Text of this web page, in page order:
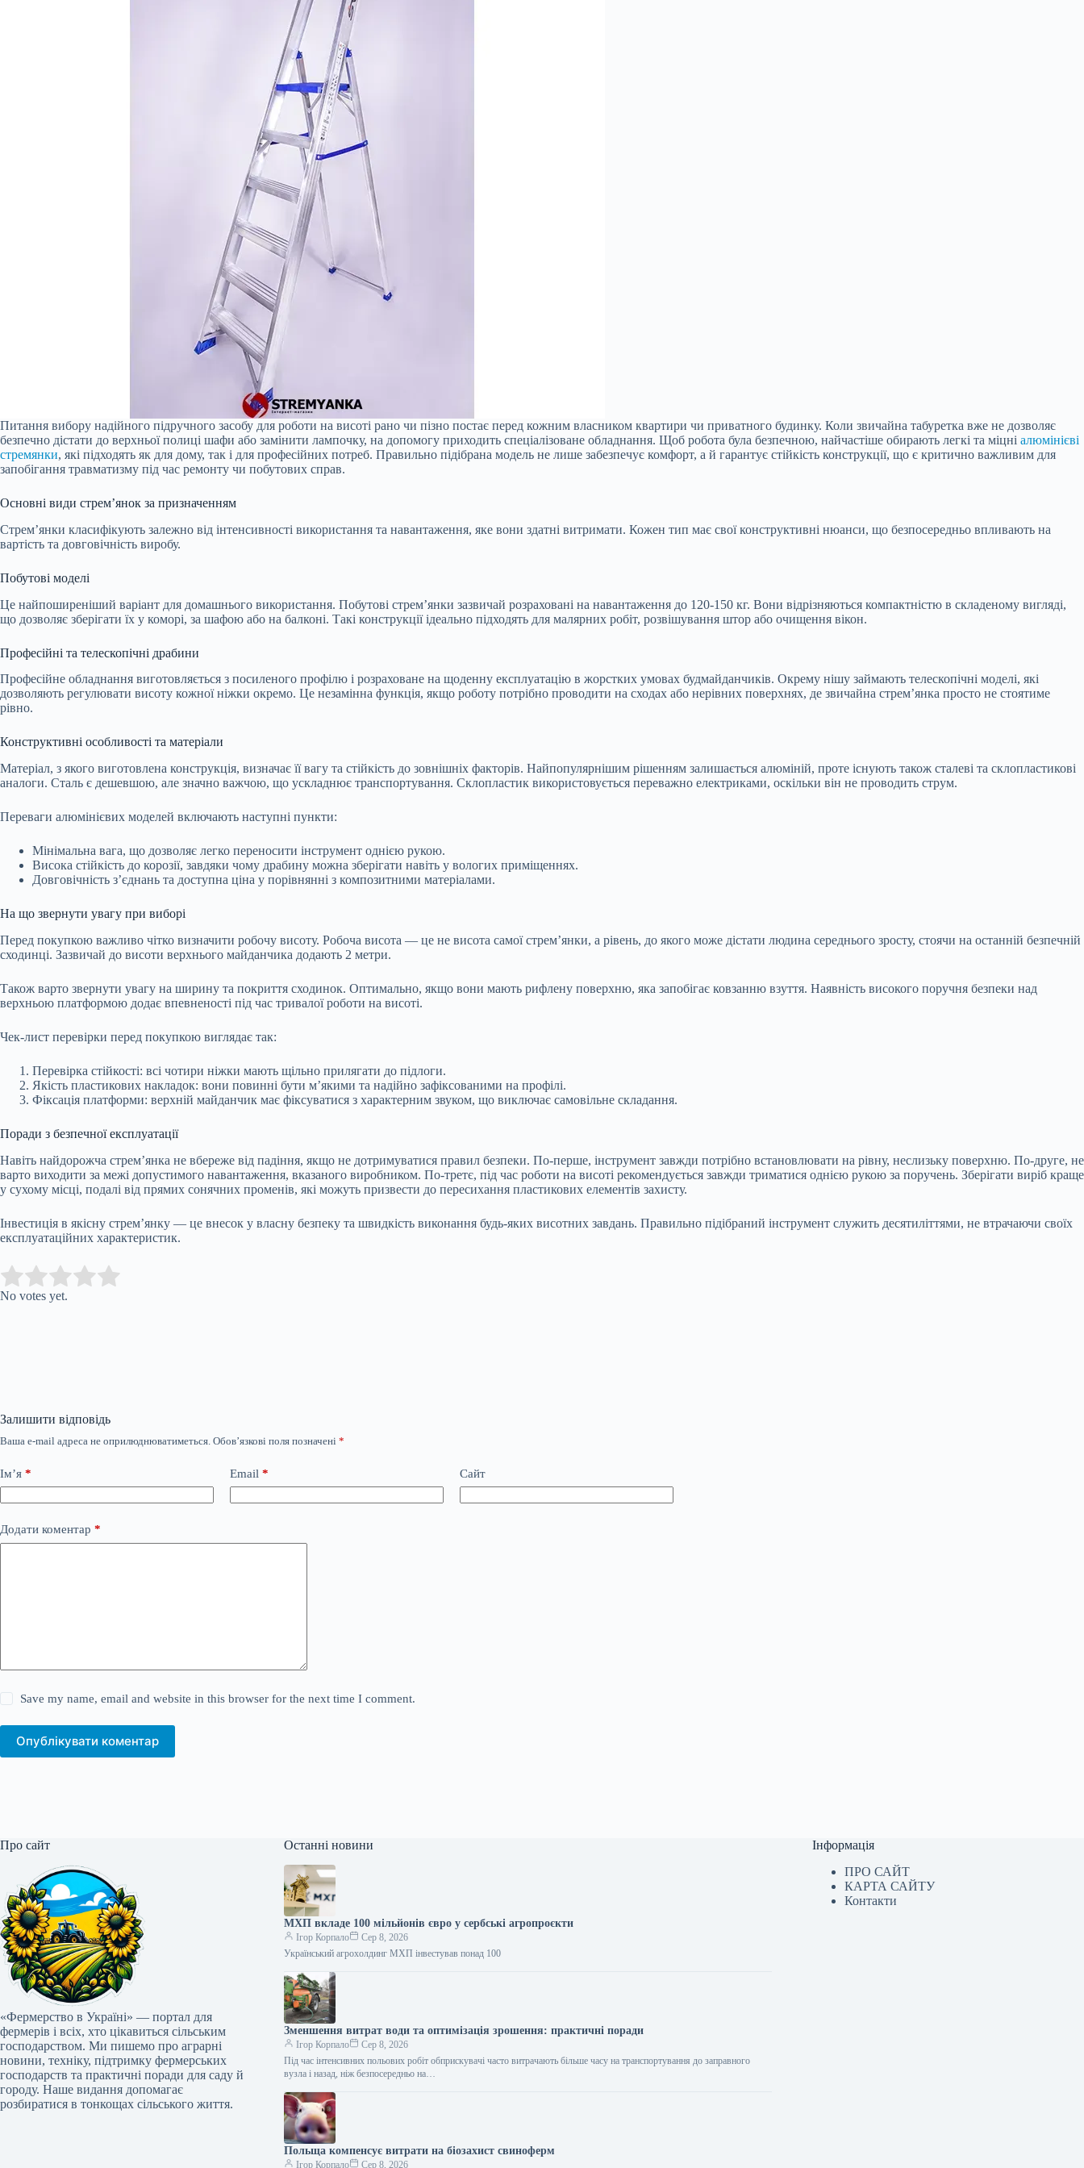
Питання вибору надійного підручного засобу для роботи на висоті рано чи пізно постає перед кожним власником квартири чи приватного будинку. Коли звичайна табуретка вже не дозволяє
безпечно дістати до верхньої полиці шафи або замінити лампочку, на допомогу приходить спеціалізоване обладнання. Щоб робота була безпечною, найчастіше обирають легкі та міцні алюмінієві
стремянки, які підходять як для дому, так і для професійних потреб. Правильно підібрана модель не лише забезпечує комфорт, а й гарантує стійкість конструкції, що є критично важливим для
запобігання травматизму під час ремонту чи побутових справ.
Основні види стрем’янок за призначенням
Стрем’янки класифікують залежно від інтенсивності використання та навантаження, яке вони здатні витримати. Кожен тип має свої конструктивні нюанси, що безпосередньо впливають на
вартість та довговічність виробу.
Побутові моделі
Це найпоширеніший варіант для домашнього використання. Побутові стрем’янки зазвичай розраховані на навантаження до 120-150 кг. Вони відрізняються компактністю в складеному вигляді,
що дозволяє зберігати їх у коморі, за шафою або на балконі. Такі конструкції ідеально підходять для малярних робіт, розвішування штор або очищення вікон.
Професійні та телескопічні драбини
Професійне обладнання виготовляється з посиленого профілю і розраховане на щоденну експлуатацію в жорстких умовах будмайданчиків. Окрему нішу займають телескопічні моделі, які
дозволяють регулювати висоту кожної ніжки окремо. Це незамінна функція, якщо роботу потрібно проводити на сходах або нерівних поверхнях, де звичайна стрем’янка просто не стоятиме
рівно.
Конструктивні особливості та матеріали
Матеріал, з якого виготовлена конструкція, визначає її вагу та стійкість до зовнішніх факторів. Найпопулярнішим рішенням залишається алюміній, проте існують також сталеві та склопластикові
аналоги. Сталь є дешевшою, але значно важчою, що ускладнює транспортування. Склопластик використовується переважно електриками, оскільки він не проводить струм.
Переваги алюмінієвих моделей включають наступні пункти:
Мінімальна вага, що дозволяє легко переносити інструмент однією рукою.
Висока стійкість до корозії, завдяки чому драбину можна зберігати навіть у вологих приміщеннях.
Довговічність з’єднань та доступна ціна у порівнянні з композитними матеріалами.
На що звернути увагу при виборі
Перед покупкою важливо чітко визначити робочу висоту. Робоча висота — це не висота самої стрем’янки, а рівень, до якого може дістати людина середнього зросту, стоячи на останній безпечній
сходинці. Зазвичай до висоти верхнього майданчика додають 2 метри.
Також варто звернути увагу на ширину та покриття сходинок. Оптимально, якщо вони мають рифлену поверхню, яка запобігає ковзанню взуття. Наявність високого поручня безпеки над
верхньою платформою додає впевненості під час тривалої роботи на висоті.
Чек-лист перевірки перед покупкою виглядає так:
Перевірка стійкості: всі чотири ніжки мають щільно прилягати до підлоги.
Якість пластикових накладок: вони повинні бути м’якими та надійно зафіксованими на профілі.
Фіксація платформи: верхній майданчик має фіксуватися з характерним звуком, що виключає самовільне складання.
Поради з безпечної експлуатації
Навіть найдорожча стрем’янка не вбереже від падіння, якщо не дотримуватися правил безпеки. По-перше, інструмент завжди потрібно встановлювати на рівну, неслизьку поверхню. По-друге, не
варто виходити за межі допустимого навантаження, вказаного виробником. По-третє, під час роботи на висоті рекомендується завжди триматися однією рукою за поручень. Зберігати виріб краще
у сухому місці, подалі від прямих сонячних променів, які можуть призвести до пересихання пластикових елементів захисту.
Інвестиція в якісну стрем’янку — це внесок у власну безпеку та швидкість виконання будь-яких висотних завдань. Правильно підібраний інструмент служить десятиліттями, не втрачаючи своїх
експлуатаційних характеристик.
Rate this item:
No votes yet.
Залишити відповідь
Ваша e-mail адреса не оприлюднюватиметься. Обов’язкові поля позначені *
Ім’я * Email * Сайт
Додати коментар *
Save my name, email and website in this browser for the next time I comment.
Опублікувати коментар
Про сайт
«Фермерство в Україні» — портал для
фермерів і всіх, хто цікавиться сільським
господарством. Ми пишемо про аграрні
новини, техніку, підтримку фермерських
господарств та практичні поради для саду й
городу. Наше видання допомагає
розбиратися в тонкощах сільського життя.
Останні новини
МХП вкладе 100 мільйонів євро у сербські агропроєкти
Ігор Корпало
Сер 8, 2026
Український агрохолдинг МХП інвестував понад 100
Зменшення витрат води та оптимізація зрошення: практичні поради
Ігор Корпало
Сер 8, 2026
Під час інтенсивних польових робіт обприскувачі часто витрачають більше часу на транспортування до заправного
вузла і назад, ніж безпосередньо на…
Польща компенсує витрати на біозахист свиноферм
Ігор Корпало Сер 8, 2026
Інформація
ПРО САЙТ
КАРТА САЙТУ
Контакти